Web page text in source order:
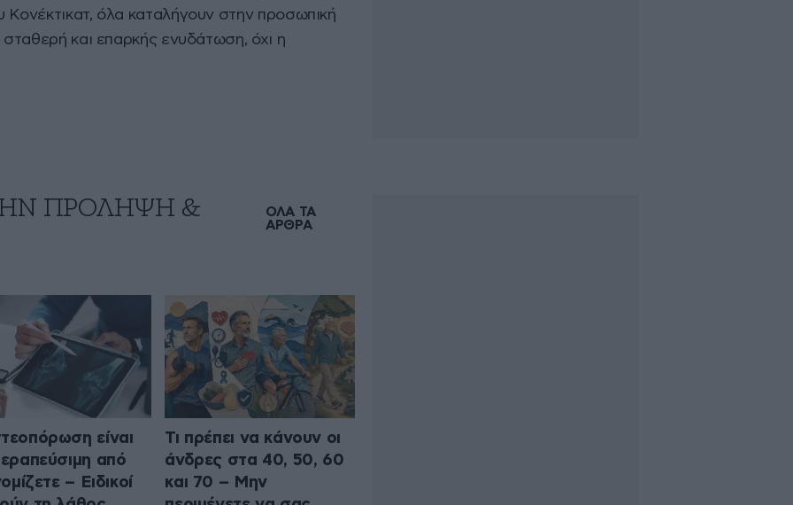
Κονέκτικατ, όλα καταλήγουν στην προσωπική
σταθερή και επαρκής ενυδάτωση, όχι η
ΠΡΟΛΗΨΗ &
ΟΛΑ ΤΑ
ΑΡΘΡΑ
είναι
από
– Ειδικοί
Τι πρέπει να κάνουν οι
άνδρες στα 40, 50, 60
και 70 – Μην